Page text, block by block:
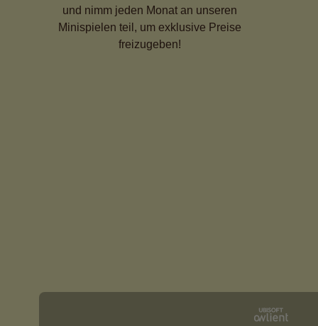
und nimm jeden Monat an unseren
Minispielen teil, um exklusive Preise
freizugeben!